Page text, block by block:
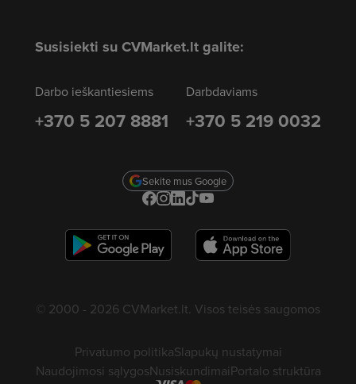
Susisiekti su CVMarket.lt galite:
Darbo ieškantiesiems
+370 5 207 8881
Darbdaviams
+370 5 219 0032
Sekite mus Google
© 2000 - 2026 CVMarket.lt. Visos teisės saugomos
Privatumo politikaSlapukų nustatymai
Naudojimosi sąlygosNusiskundimaiPortalo struktūra